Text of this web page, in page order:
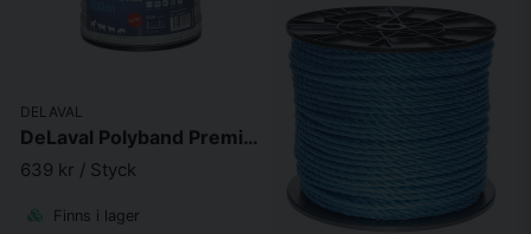
DELAVAL
DeLaval Polyband Premium BW20
639 kr / Styck
Finns i lager